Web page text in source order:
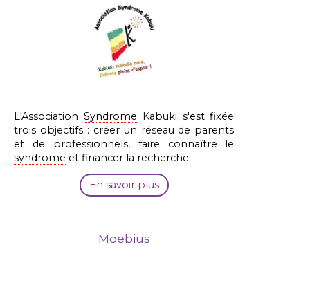
L'Association Syndrome Kabuki s'est fixée
trois objectifs : créer un réseau de parents
et de professionnels, faire connaître le
syndrome et financer la recherche.
En savoir plus
Moebius